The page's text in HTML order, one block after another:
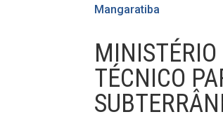
MINISTÉRIO
TÉCNICO